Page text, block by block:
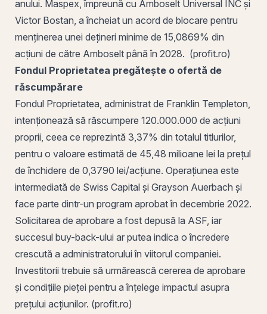
anului. Maspex, împreună cu Amboselt Universal INC și
Victor Bostan, a încheiat un acord de blocare pentru
menținerea unei dețineri minime de 15,0869% din
acțiuni de către Amboselt până în 2028. (profit.ro)
Fondul Proprietatea pregătește o ofertă de
răscumpărare
Fondul Proprietatea, administrat de Franklin Templeton,
intenționează să răscumpere 120.000.000 de acțiuni
proprii, ceea ce reprezintă 3,37% din totalul titlurilor,
pentru o valoare estimată de 45,48 milioane lei la prețul
de închidere de 0,3790 lei/acțiune. Operațiunea este
intermediată de Swiss Capital și Grayson Auerbach și
face parte dintr-un program aprobat în decembrie 2022.
Solicitarea de aprobare a fost depusă la ASF, iar
succesul buy-back-ului ar putea indica o încredere
crescută a administratorului în viitorul companiei.
Investitorii trebuie să urmărească cererea de aprobare
și condițiile pieței pentru a înțelege impactul asupra
prețului acțiunilor. (profit.ro)